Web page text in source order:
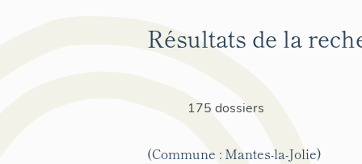
Résultats de la
175 dossiers
(Commune : Mantes-la-Jolie)